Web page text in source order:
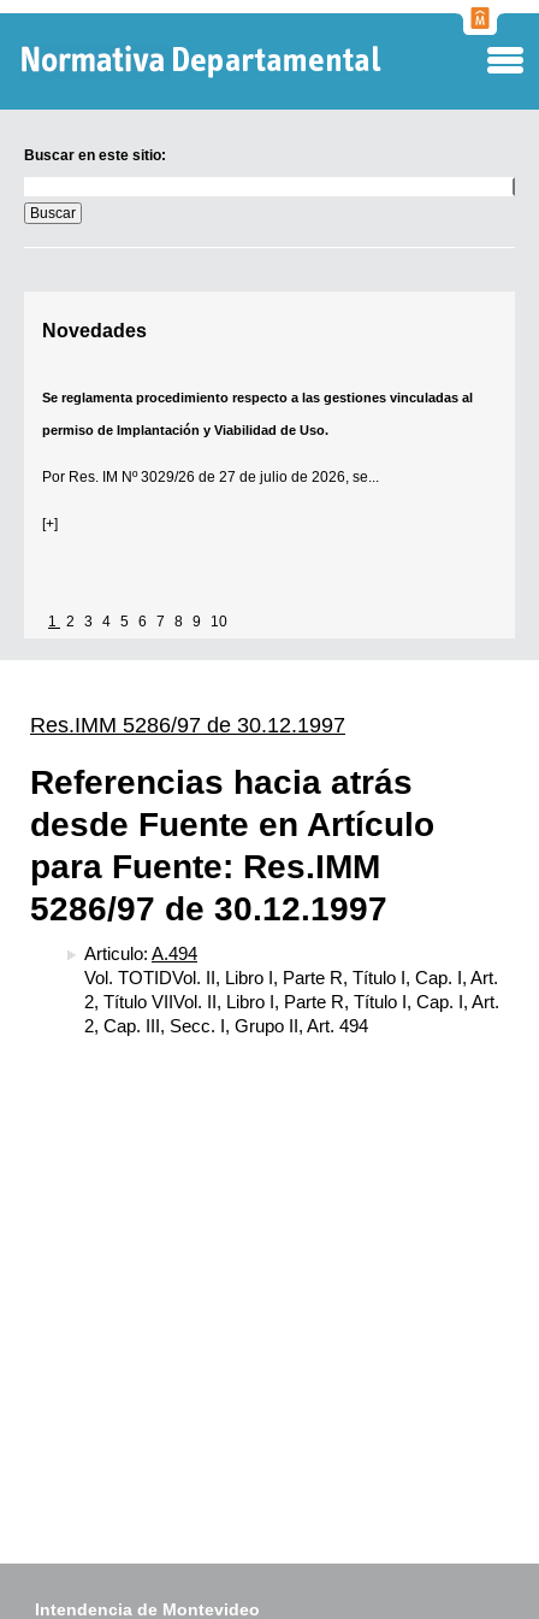
Buscar en este sitio:
en
este
sitio:
Novedades
Se reglamenta procedimiento respecto a las gestiones vinculadas al
permiso de Implantación y Viabilidad de Uso.
Por Res. IM Nº 3029/26 de 27 de julio de 2026, se...
[+]
1 2 3 4 5 6 7 8 9 10
Res.IMM 5286/97 de 30.12.1997
Referencias hacia atrás
desde Fuente en Artículo
para Fuente: Res.IMM
5286/97 de 30.12.1997
Articulo: A.494
Vol. TOTIDVol. II, Libro I, Parte R, Título I, Cap. I, Art.
2, Título VIIVol. II, Libro I, Parte R, Título I, Cap. I, Art.
2, Cap. III, Secc. I, Grupo II, Art. 494
Intendencia de Montevideo